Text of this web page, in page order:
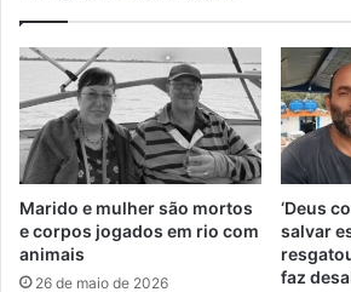
Marido e mulher são mortos
e corpos jogados em rio com
animais
26 de maio de 2026
‘Deus
salvar
faz